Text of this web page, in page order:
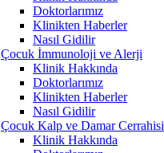
Doktorlarımız
Klinikten Haberler
Nasıl Gidilir
Çocuk İmmunoloji ve Alerji
Klinik Hakkında
Doktorlarımız
Klinikten Haberler
Nasıl Gidilir
Çocuk Kalp ve Damar Cerrahisi
Klinik Hakkında